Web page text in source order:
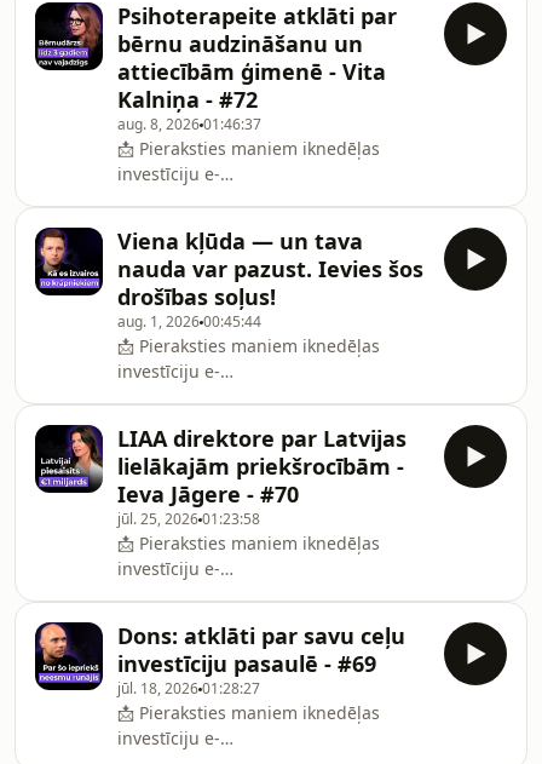
Psihoterapeite atklāti par
bērnu audzināšanu un
attiecībām ģimenē - Vita
Kalniņa - #72
aug. 8, 202601:46:37
📩 Pieraksties maniem iknedēļas
investīciju e-
ViesisVita
Kalniņahttps://vitakalnina.lv/https://lina.lv/https://
hl=en ***Paldies atbalstītājiem 🙏☕️
Kalve Coffee Kafija birojā:
https://bit.ly/
Viena kļūda — un tava
nauda var pazust. Ievies šos
drošības soļus!
aug. 1, 202600:45:44
📩 Pieraksties maniem iknedēļas
investīciju e-
atbalstītājiem 🙏☕️ Kalve Coffee Kafija
birojā: https://bit.ly/3YKXCkWAtlaide
internetveikalā ar kodu:
kafijaspodkasts
LIAA direktore par Latvijas
lielākajām priekšrocībām -
Ieva Jāgere - #70
jūl. 25, 202601:23:58
📩 Pieraksties maniem iknedēļas
investīciju e-
ViesisIeva
Jāgereieva.jagere@liaa.gov.lvhttps://
atbalstītājiem 🙏☕️ Kalve Coffee Kafija
birojā: https://bit.ly/3YKXCkWAtlaide
internetveikalā ar kodu:
Dons: atklāti par savu ceļu
investīciju pasaulē - #69
jūl. 18, 202601:28:27
📩 Pieraksties maniem iknedēļas
investīciju e-